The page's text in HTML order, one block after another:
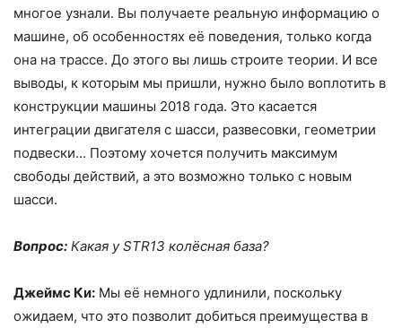
многое узнали. Вы получаете реальную информацию о
машине, об особенностях её поведения, только когда
она на трассе. До этого вы лишь строите теории. И все
выводы, к которым мы пришли, нужно было воплотить в
конструкции машины 2018 года. Это касается
интеграции двигателя с шасси, развесовки, геометрии
подвески… Поэтому хочется получить максимум
свободы действий, а это возможно только с новым
шасси.
Вопрос: Какая у STR13 колёсная база?
Джеймс Ки: Мы её немного удлинили, поскольку
ожидаем, что это позволит добиться преимущества в